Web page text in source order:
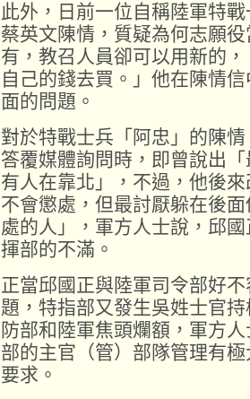
此外，日前一位自稱陸軍特
蔡英文陳情，質疑為何志願
有，教召人員卻可以用新的
自己的錢去買。」他在陳情
面的問題。
對於特戰士兵「阿忠」的陳
答覆媒體詢問時，即曾說出
有人在靠北」，不過，他後
不會懲處，但最討厭躲在後
處的人」，軍方人士說，邱
揮部的不滿。
正當邱國正與陸軍司令部好
題，特指部又發生吳姓士官
防部和陸軍焦頭爛額，軍方
部的主官（管）部隊管理有
要求。